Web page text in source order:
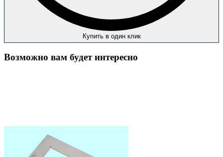
Купить в один клик
Возможно вам будет интересно